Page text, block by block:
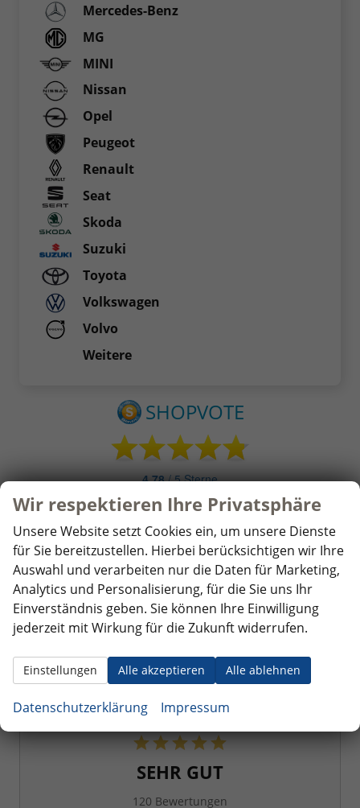
Mercedes-Benz
MG
MINI
Nissan
Opel
Peugeot
Renault
Seat
Skoda
Suzuki
Toyota
Volkswagen
Volvo
Weitere
Wir sammeln über den Dienstleister SHOPVOTE
Bewertungen.
Kundenbewertungen finden Sie hier.
4,9
SEHR GUT
120 Bewertungen
Wir respektieren Ihre Privatsphäre
Unsere Website setzt Cookies ein, um unsere Dienste
für Sie bereitzustellen. Hierbei berücksichtigen wir Ihre
Auswahl und verarbeiten nur die Daten für Marketing,
Analytics und Personalisierung, für die Sie uns Ihr
Einverständnis geben. Sie können Ihre Einwilligung
jederzeit mit Wirkung für die Zukunft widerrufen.
Alle akzeptieren Alle ablehnen
Einstellungen
Datenschutzerklärung Impressum